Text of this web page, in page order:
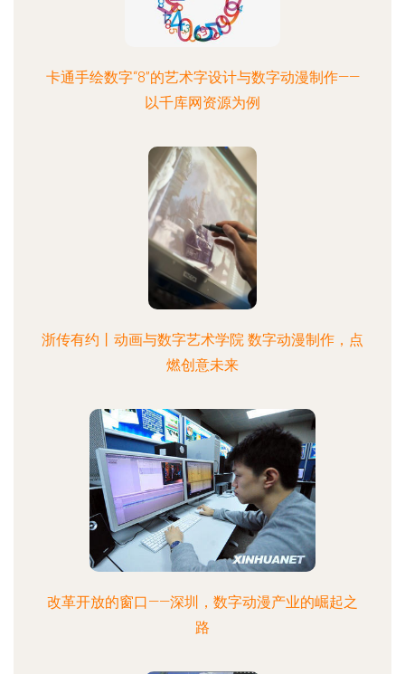
卡通手绘数字“8”的艺术字设计与数字动漫制作——
以千库网资源为例
浙传有约丨动画与数字艺术学院 数字动漫制作，点
燃创意未来
改革开放的窗口——深圳，数字动漫产业的崛起之
路